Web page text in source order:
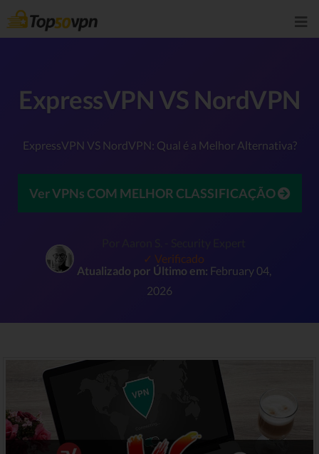
ExpressVPN VS NordVPN
ExpressVPN VS NordVPN: Qual é a Melhor Alternativa?
Ver VPNs COM MELHOR CLASSIFICAÇÃO
✓ Verificado
Atualizado por Último em: February 04,
2026